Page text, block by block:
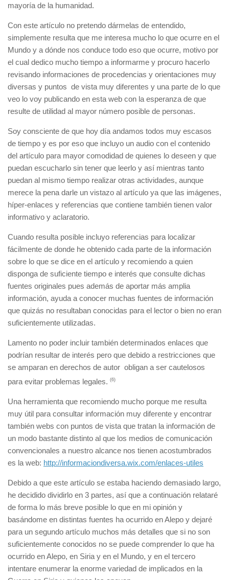
mayoría de la humanidad.
Con este artículo no pretendo dármelas de entendido,
simplemente resulta que me interesa mucho lo que ocurre en el
Mundo y a dónde nos conduce todo eso que ocurre, motivo por
el cual dedico mucho tiempo a informarme y procuro hacerlo
revisando informaciones de procedencias y orientaciones muy
diversas y puntos de vista muy diferentes y una parte de lo que
veo lo voy publicando en esta web con la esperanza de que
resulte de utilidad al mayor número posible de personas.
Soy consciente de que hoy día andamos todos muy escasos
de tiempo y es por eso que incluyo un audio con el contenido
del artículo para mayor comodidad de quienes lo deseen y que
puedan escucharlo sin tener que leerlo y así mientras tanto
puedan al mismo tiempo realizar otras actividades, aunque
merece la pena darle un vistazo al artículo ya que las imágenes,
híper-enlaces y referencias que contiene también tienen valor
informativo y aclaratorio.
Cuando resulta posible incluyo referencias para localizar
fácilmente de donde he obtenido cada parte de la información
sobre lo que se dice en el artículo y recomiendo a quien
disponga de suficiente tiempo e interés que consulte dichas
fuentes originales pues además de aportar más amplia
información, ayuda a conocer muchas fuentes de información
que quizás no resultaban conocidas para el lector o bien no eran
suficientemente utilizadas.
Lamento no poder incluir también determinados enlaces que
podrían resultar de interés pero que debido a restricciones que
se amparan en derechos de autor obligan a ser cautelosos
para evitar problemas legales. (6)
Una herramienta que recomiendo mucho porque me resulta
muy útil para consultar información muy diferente y encontrar
también webs con puntos de vista que tratan la información de
un modo bastante distinto al que los medios de comunicación
convencionales a nuestro alcance nos tienen acostumbrados
es la web: http://informaciondiversa.wix.com/enlaces-utiles
Debido a que este artículo se estaba haciendo demasiado largo,
he decidido dividirlo en 3 partes, así que a continuación relataré
de forma lo más breve posible lo que en mi opinión y
basándome en distintas fuentes ha ocurrido en Alepo y dejaré
para un segundo artículo muchos más detalles que si no son
suficientemente conocidos no se puede comprender lo que ha
ocurrido en Alepo, en Siria y en el Mundo, y en el tercero
intentare enumerar la enorme variedad de implicados en la